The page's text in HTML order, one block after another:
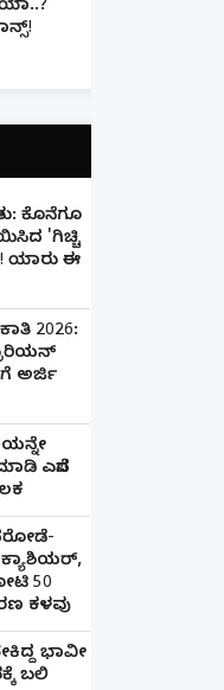
ಕೊನೆಗೂ
'ಗಿಚ್ಚಿ
ಯಾರು ಈ
2026:
ಅರ್ಜಿ
ಎಸೆದ
50
ಕಳವು
ಭಾವೀ
ಬಲಿ